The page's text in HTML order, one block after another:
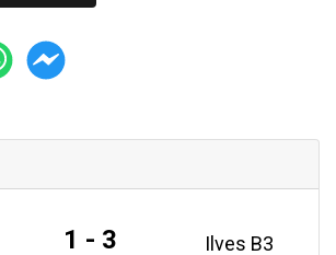
1 - 3 Ilves B3